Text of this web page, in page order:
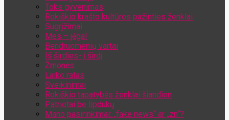
Toks gyvenimas
Rokiškio krašto kultūros pažinties ženklai
Sugrįžimai
Mes – jėga!
Bendruomenių vartai
Iš širdies- į širdį
Žmonės
Laiko ratas
Sveikinimai
Rokiškio tapatybės ženklai šiandien
Patriotai be lipdukų
Mano pasirinkimai: „fake news“ ar „zn“?